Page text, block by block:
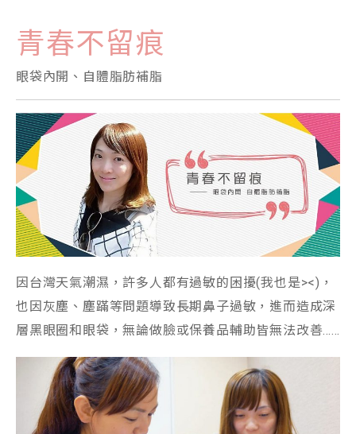
青春不留痕
眼袋內開、自體脂肪補脂
因台灣天氣潮濕，許多人都有過敏的困擾(我也是><)，
也因灰塵、塵蹣等問題導致長期鼻子過敏，進而造成深
層黑眼圈和眼袋，無論做臉或保養品輔助皆無法改善……